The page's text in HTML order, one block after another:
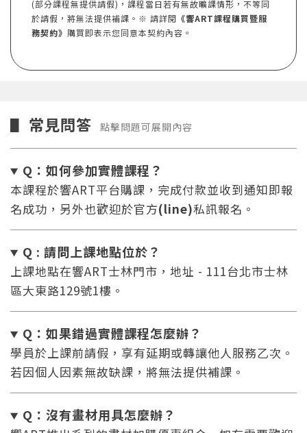
您將收到一封Email，請依照信件中的指示重新登
入。
重設密碼
系統偵測到您的帳號重複登入，
點擊下方「確定」將前一位使用者強制登出。
確定
取消
(部分課程無提供請假)，課程當日若有無故曠課情形，不等同
於請假，將無法提供補課。※ 請詳閱 《響ART課程購買暨服
務契約》 購買即表示您同意本契約內容。
▋ 常見問答 點擊問題可展開內容
Q：如何參加實體課程？
本課程於響ART平台購課，完成付款並收到通知即報
名成功，另外也歡迎於官方(line)私訊報名。
Q : 請問上課地點位於？
上課地點在響ART士林門市，地址 - 111台北市士林
區大東路129號1樓。
Q：如果錯過實體課程怎麼辦？
學員於上課前請假，享有延期或轉讓他人服務乙次。
若因個人因素無故缺課，將無法提供補課。
Q：沒有畫材用具怎麼辦？